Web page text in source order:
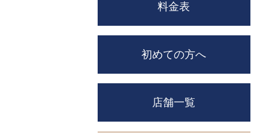
料金表
初めての方へ
店舗一覧